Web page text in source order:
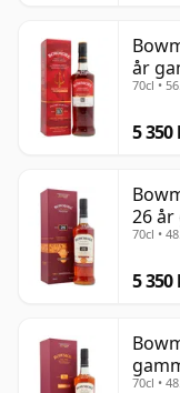
år
70cl •
5 350
26 år
70cl •
5 350
70cl •